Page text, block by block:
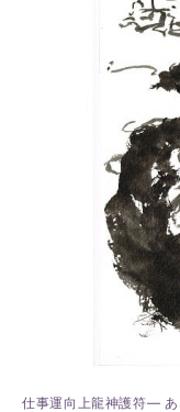
仕事運向上龍神護符―